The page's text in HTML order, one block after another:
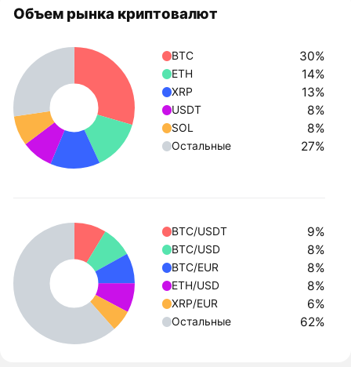
Объем рынка криптовалют
BTC 30%
ETH 14%
XRP 13%
USDT 8%
SOL 8%
Остальные 27%
BTC/USDT 9%
BTC/USD 8%
BTC/EUR 8%
ETH/USD 8%
XRP/EUR 6%
Остальные 62%